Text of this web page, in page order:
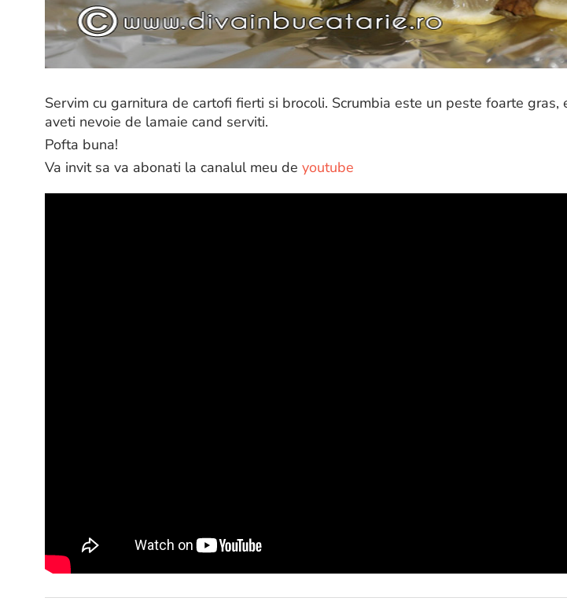
Servim cu garnitura de cartofi fierti si brocoli. Scrumbia este un peste foarte gras,
aveti nevoie de lamaie cand serviti.
Pofta buna!
Va invit sa va abonati la canalul meu de youtube